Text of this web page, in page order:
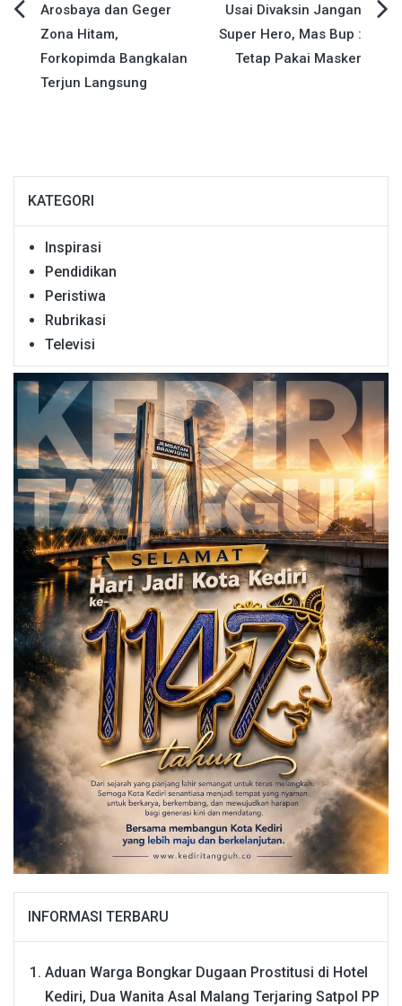
Navigasi
pos
Arosbaya dan Geger
Zona Hitam,
Forkopimda Bangkalan
Terjun Langsung
Usai Divaksin Jangan
Super Hero, Mas Bup :
Tetap Pakai Masker
KATEGORI
Inspirasi
Pendidikan
Peristiwa
Rubrikasi
Televisi
INFORMASI TERBARU
Aduan Warga Bongkar Dugaan Prostitusi di Hotel
Kediri, Dua Wanita Asal Malang Terjaring Satpol PP